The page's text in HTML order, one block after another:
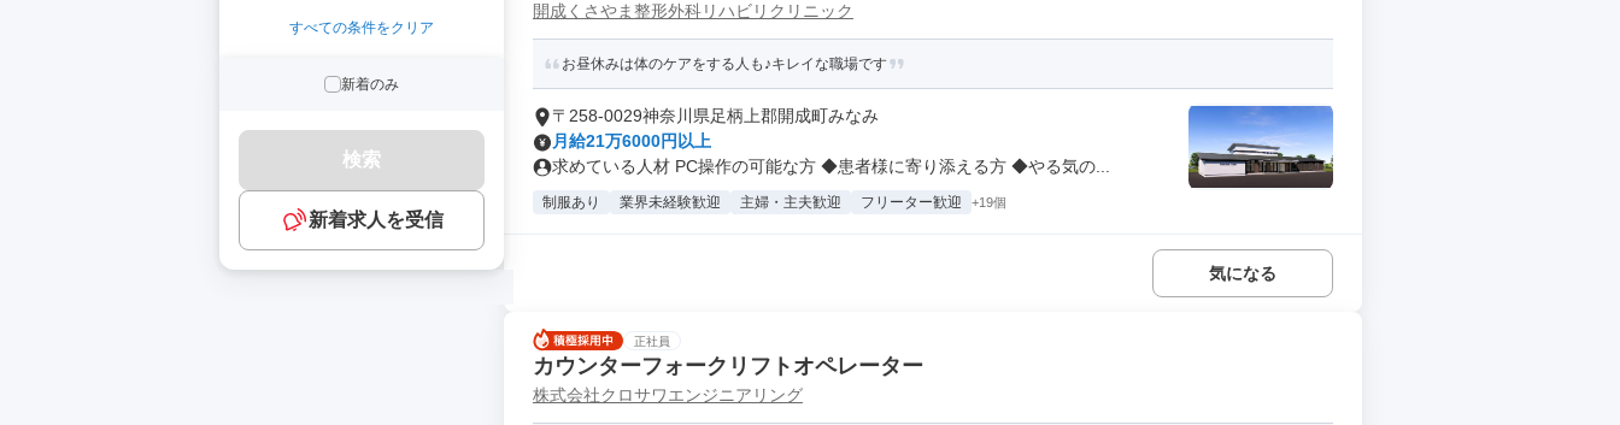
すべての条件をクリア
新着のみ
検索
新着求人を受信
開成くさやま整形外科リハビリクリニック
お昼休みは体のケアをする人も♪キレイな職場です
〒258-0029神奈川県足柄上郡開成町みなみ
月給21万6000円以上
求めている人材 PC操作の可能な方 ◆患者様に寄り添える方 ◆やる気の...
制服あり 業界未経験歓迎 主婦・主夫歓迎 フリーター歓迎 +19個
気になる
正社員
カウンターフォークリフトオペレーター
株式会社クロサワエンジニアリング